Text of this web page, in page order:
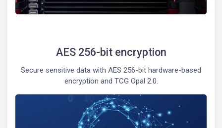
AES 256-bit encryption
Secure sensitive data with AES 256-bit hardware-based
encryption and TCG Opal 2.0.